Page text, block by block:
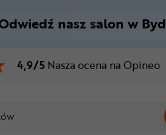
nasz salon w
4,9/5 Nasza ocena na Opineo